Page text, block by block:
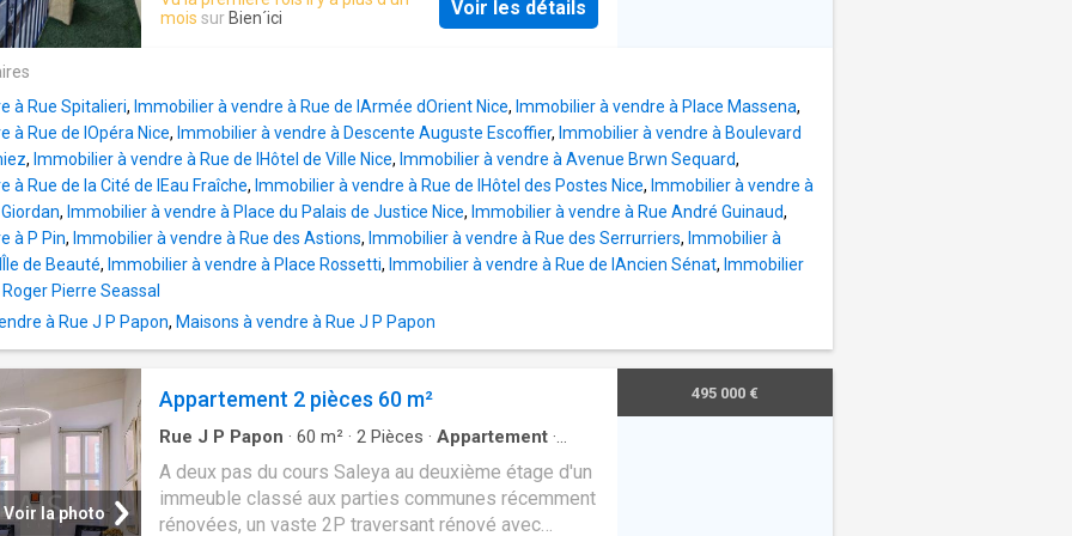
d'un séjour LUMINEUX, tous deux avec une
proximité des COMMERCES, des TRANSPORTS et
de toutes les COMMODITÉS. Idéal pieds à tard ou
investissement locatif (location saisonnière
autorisée ) A visiter sans tarder, véritable coup de
cœur!
mois sur Bien´ici Voir les détails
à Rue Spitalieri, Immobilier à vendre à Rue de lArmée dOrient Nice, Immobilier à vendre à Place Massena,
à Rue de lOpéra Nice, Immobilier à vendre à Descente Auguste Escoffier, Immobilier à vendre à Boulevard
, Immobilier à vendre à Rue de lHôtel de Ville Nice, Immobilier à vendre à Avenue Brwn Sequard,
à Rue de la Cité de lEau Fraîche, Immobilier à vendre à Rue de lHôtel des Postes Nice, Immobilier à vendre à
, Immobilier à vendre à Place du Palais de Justice Nice, Immobilier à vendre à Rue André Guinaud,
à P Pin, Immobilier à vendre à Rue des Astions, Immobilier à vendre à Rue des Serrurriers, Immobilier à
de Beauté, Immobilier à vendre à Place Rossetti, Immobilier à vendre à Rue de lAncien Sénat, Immobilier
Pierre Seassal
à Rue J P Papon, Maisons à vendre à Rue J P Papon
Voir la photo
Appartement 2 pièces 60 m²
Rue J P Papon · 60 m² · 2 Pièces · Appartement ·
A deux pas du cours Saleya au deuxième étage d'un
immeuble classé aux parties communes récemment
rénovées, un vaste 2P traversant rénové avec
495 000 €